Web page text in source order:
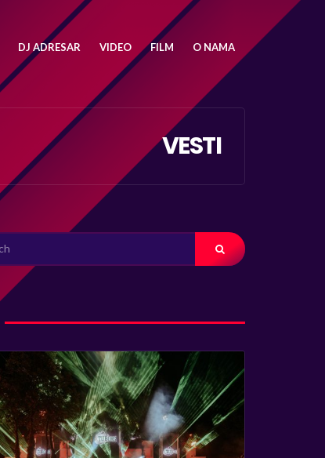
DJ ADRESAR VIDEO FILM O NAMA
VESTI